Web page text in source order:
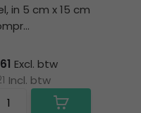
in 5 cm x 15 cm
Excl. btw
Incl. btw